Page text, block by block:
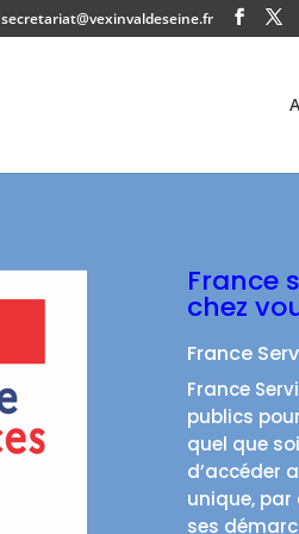
secretariat@vexinvaldeseine.fr
France
chez
France
France
publics
quel que
d’accéder
unique,
ses